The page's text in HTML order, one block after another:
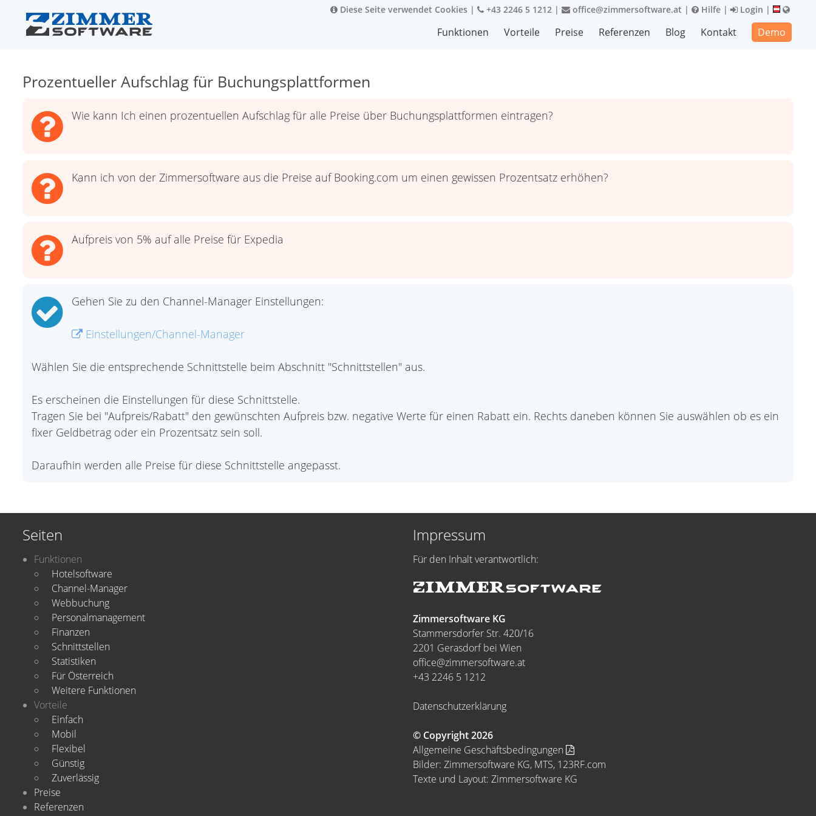
Diese Seite verwendet Cookies | +43 2246 5 1212 | office@zimmersoftware.at | Hilfe | Login |
Funktionen Vorteile Preise Referenzen Blog Kontakt Demo
Prozentueller Aufschlag für Buchungsplattformen
Wie kann Ich einen prozentuellen Aufschlag für alle Preise über Buchungsplattformen eintragen?
Kann ich von der Zimmersoftware aus die Preise auf Booking.com um einen gewissen Prozentsatz erhöhen?
Aufpreis von 5% auf alle Preise für Expedia
Gehen Sie zu den Channel-Manager Einstellungen:
Einstellungen/Channel-Manager
Wählen Sie die entsprechende Schnittstelle beim Abschnitt "Schnittstellen" aus.
Es erscheinen die Einstellungen für diese Schnittstelle.
Tragen Sie bei "Aufpreis/Rabatt" den gewünschten Aufpreis bzw. negative Werte für einen Rabatt ein. Rechts daneben können Sie auswählen ob es ein
fixer Geldbetrag oder ein Prozentsatz sein soll.
Daraufhin werden alle Preise für diese Schnittstelle angepasst.
Seiten
Funktionen
Hotelsoftware
Channel-Manager
Webbuchung
Personalmanagement
Finanzen
Schnittstellen
Statistiken
Für Österreich
Weitere Funktionen
Vorteile
Einfach
Mobil
Flexibel
Günstig
Zuverlässig
Preise
Referenzen
Impressum
Für den Inhalt verantwortlich:
Zimmersoftware KG
Stammersdorfer Str. 420/16
2201 Gerasdorf bei Wien
office@zimmersoftware.at
+43 2246 5 1212
Datenschutzerklärung
© Copyright 2026
Allgemeine Geschäftsbedingungen
Bilder: Zimmersoftware KG, MTS, 123RF.com
Texte und Layout: Zimmersoftware KG